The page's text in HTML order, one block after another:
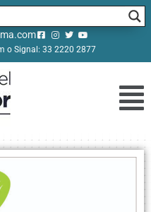
o Signal: 33 2220 2877